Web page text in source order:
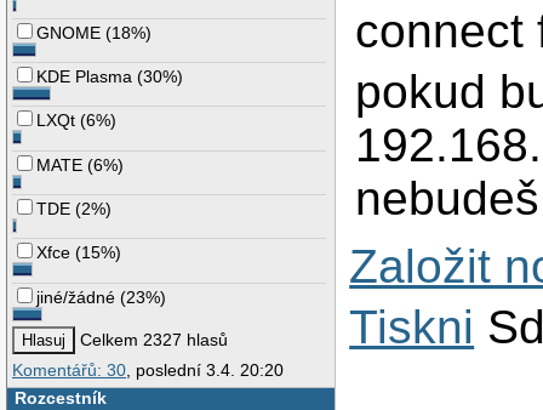
GNOME (18%)
KDE Plasma (30%)
LXQt (6%)
MATE (6%)
TDE (2%)
Xfce (15%)
jiné/žádné (23%)
Celkem 2327 hlasů
Komentářů: 30, poslední 3.4. 20:20
Rozcestník
connect
pokud
Založit
Tiskni